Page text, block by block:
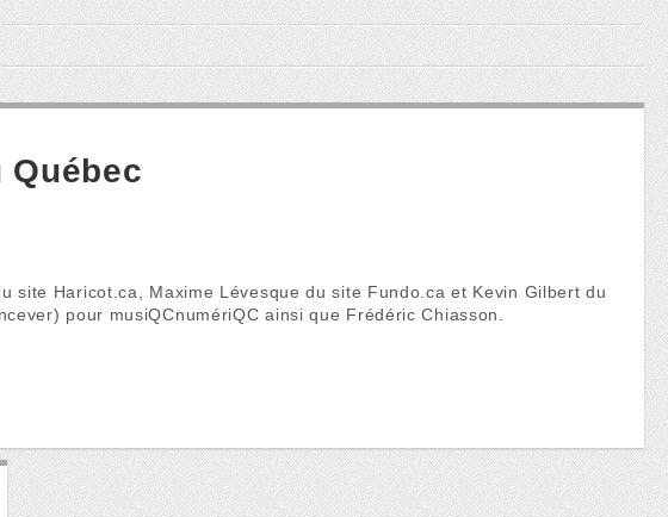
site Haricot.ca, Maxime Lévesque du site Fundo.ca et Kevin Gilbert du
pour musiQCnumériQC ainsi que Frédéric Chiasson.